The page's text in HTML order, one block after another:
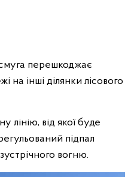
перешкоджає
на інші ділянки лісового
лінію, від якої буде
підпал
вогню.